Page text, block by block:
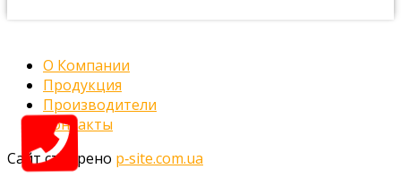
О Компании
Продукция
Производители
Контакты
Сайт створено p‑site.com.ua